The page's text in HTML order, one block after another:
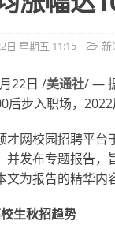
日 星期五 11:15 新
22日 /美通社/ —
后步入职场，2022
才网校园招聘平台
并发布专题报告
为报告的精华内
生秋招趋势